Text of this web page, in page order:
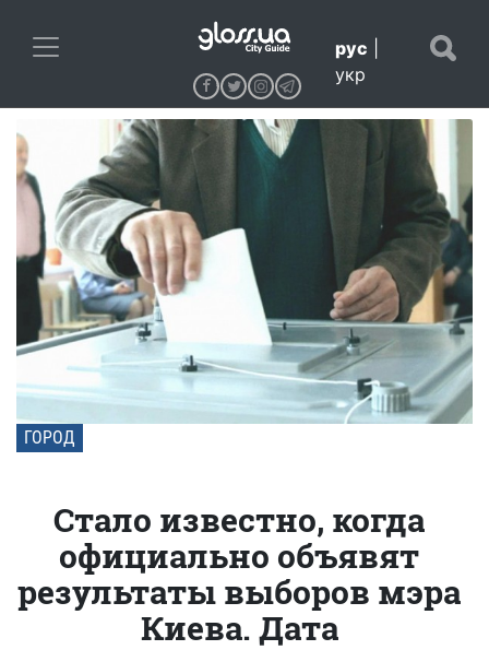
рус
укр
ГОРОД
Стало известно, когда
официально объявят
результаты выборов мэра
Киева. Дата